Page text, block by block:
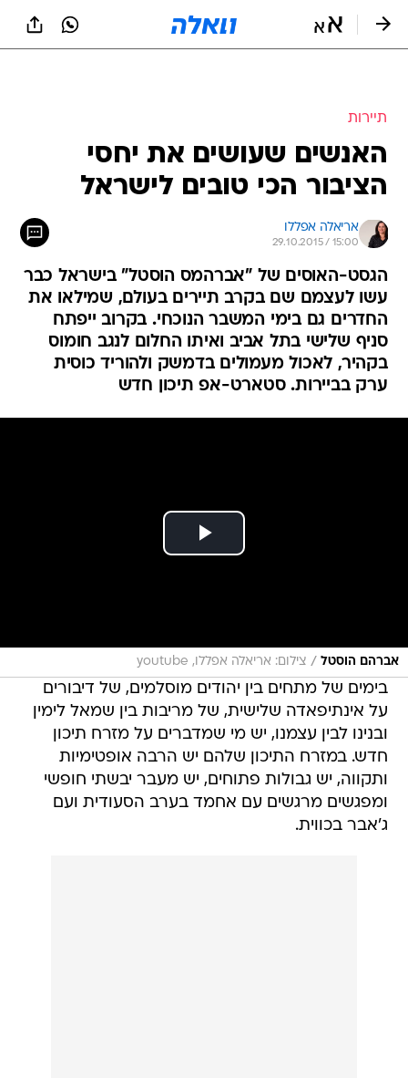
האנשים שעושים את יחסי
הציבור הכי טובים לישראל
אריאלה אפללו
29.10.2015 / 15:00
הגסט-האוסים של "אברהמס הוסטל" בישראל כבר
עשו לעצמם שם בקרב תיירים בעולם, שמילאו את
החדרים גם בימי המשבר הנוכחי. בקרוב ייפתח
סניף שלישי בתל אביב ואיתו החלום לנגב חומוס
בקהיר, לאכול מעמולים בדמשק ולהוריד כוסית
ערק בביירות. סטארט-אפ תיכון חדש
בימים של מתחים בין יהודים מוסלמים, של דיבורים
על אינתיפאדה שלישית, של מריבות בין שמאל לימין
ובנינו לבין עצמנו, יש מי שמדברים על מזרח תיכון
חדש. במזרח התיכון שלהם יש הרבה אופטימיות
ותקווה, יש גבולות פתוחים, יש מעבר יבשתי חופשי
ומפגשים מרגשים עם אחמד בערב הסעודית ועם
ג'אבר בכווית.